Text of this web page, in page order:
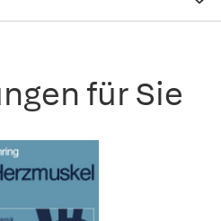
für Sie